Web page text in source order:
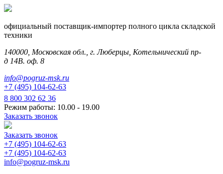
официальный поставщик-импортер полного цикла складской
техники
140000, Московская обл., г. Люберцы, Котельнический пр-
д 14В. оф. 8
info@pogruz-msk.ru
+7 (495) 104-62-63
8 800 302 62 36
Режим работы: 10.00 - 19.00
Заказать звонок
Заказать звонок
+7 (495) 104-62-63
+7 (495) 104-62-63
info@pogruz-msk.ru